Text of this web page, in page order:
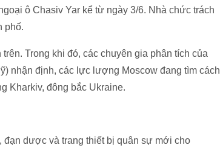
ô Chasiv Yar kể từ ngày 3/6. Nhà chức trách
phố.
Trong khi đó, các chuyên gia phân tích của
nhận định, các lực lượng Moscow đang tìm cách
Kharkiv, đông bắc Ukraine.
dược và trang thiết bị quân sự mới cho